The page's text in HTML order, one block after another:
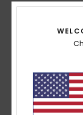
Sergio6. julio 2026
Me ha gustado
Comodidad: 5/5
perfectaMaterial: 5/
Recomiendo este